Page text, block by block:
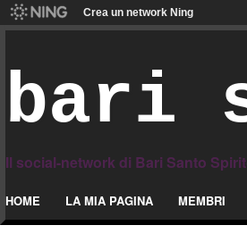
Crea un network Ning
bari
Il social-network di Bari Santo
HOME LA MIA PAGINA MEMBRI